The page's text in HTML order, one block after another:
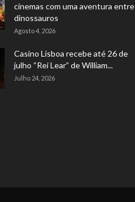
cinemas com uma aventura entre
dinossauros
Agosto 4, 2026
Casino Lisboa recebe até 26 de
julho “Rei Lear” de William...
Julho 24, 2026